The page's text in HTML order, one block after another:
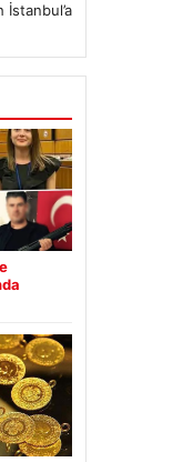
İstanbul’a